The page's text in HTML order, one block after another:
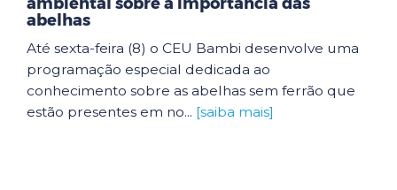
abelhas
Até sexta-feira (8) o CEU Bambi desenvolve uma
programação especial dedicada ao
conhecimento sobre as abelhas sem ferrão que
estão presentes em no... [saiba mais]